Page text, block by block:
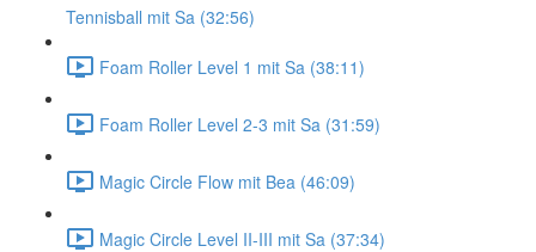
Tennisball mit Sa (32:56)
Foam Roller Level 1 mit Sa (38:11)
Foam Roller Level 2-3 mit Sa (31:59)
Magic Circle Flow mit Bea (46:09)
Magic Circle Level II-III mit Sa (37:34)